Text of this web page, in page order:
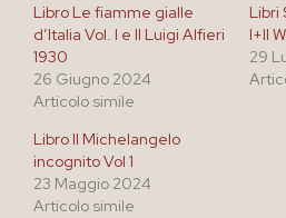
Libro Le fiamme gialle
d’Italia Vol. I e II Luigi Alfieri
1930
26 Giugno 2024
Articolo simile
Libri
I+II
29
Libro Il Michelangelo
incognito Vol 1
23 Maggio 2024
Articolo simile